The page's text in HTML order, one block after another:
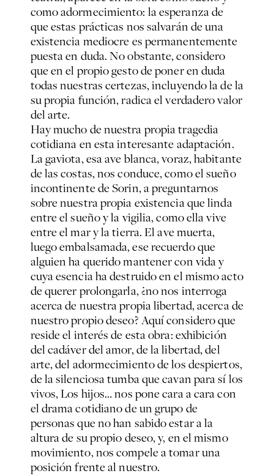
como adormecimiento: la esperanza de
que estas prácticas nos salvarán de una
existencia mediocre es permanentemente
puesta en duda. No obstante, considero
que en el propio gesto de poner en duda
todas nuestras certezas, incluyendo la de la
su propia función, radica el verdadero valor
del arte.
Hay mucho de nuestra propia tragedia
cotidiana en esta interesante adaptación.
La gaviota, esa ave blanca, voraz, habitante
de las costas, nos conduce, como el sueño
incontinente de Sorin, a preguntarnos
sobre nuestra propia existencia que linda
entre el sueño y la vigilia, como ella vive
entre el mar y la tierra. El ave muerta,
luego embalsamada, ese recuerdo que
alguien ha querido mantener con vida y
cuya esencia ha destruido en el mismo acto
de querer prolongarla, ¿no nos interroga
acerca de nuestra propia libertad, acerca de
nuestro propio deseo? Aquí considero que
reside el interés de esta obra: exhibición
del cadáver del amor, de la libertad, del
arte, del adormecimiento de los despiertos,
de la silenciosa tumba que cavan para sí los
vivos, Los hijos… nos pone cara a cara con
el drama cotidiano de un grupo de
personas que no han sabido estar a la
altura de su propio deseo, y, en el mismo
movimiento, nos compele a tomar una
posición frente al nuestro.